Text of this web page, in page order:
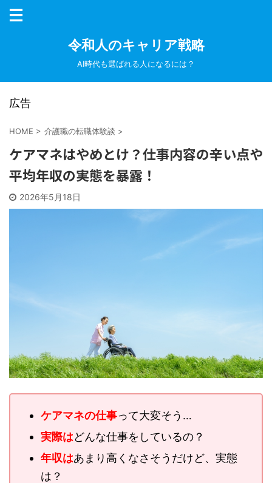
令和人のキャリア戦略
AI時代も選ばれる人になるには？
広告
HOME > 介護職の転職体験談 >
ケアマネはやめとけ？仕事内容の辛い点や
平均年収の実態を暴露！
2026年5月18日
ケアマネの仕事って大変そう…
実際はどんな仕事をしているの？
年収はあまり高くなさそうだけど、実態
は？